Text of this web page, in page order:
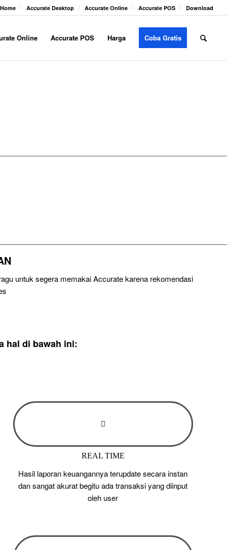
Home Accurate Desktop Accurate Online Accurate POS Download
Online Accurate POS Harga Coba Gratis
untuk segera memakai Accurate karena rekomendasi
hal di bawah ini:
REAL TIME
Hasil laporan keuangannya terupdate secara instan
dan sangat akurat begitu ada transaksi yang diinput
oleh user